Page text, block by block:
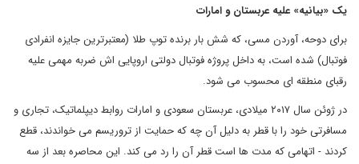
یک «بیانیه» علیه عربستان و امارات
برای دوحه، آوردن مسی، که شش بار برنده توپ طلا (معتبرترین جایزه انفرادی
فوتبال) شده است، به داخل پروژه فوتبال دولتی اروپایی اش ضربه مهمی علیه
رقبای منطقه ای محسوب می شود.
در ژوئن سال ۲۰۱۷ میلادی، عربستان سعودی و امارات روابط دیپلماتیک، تجاری و
مسافرتی خود را با قطر به دلیل آن چه که حمایت از تروریسم می خواندند، قطع
کردند - اتهامی که مدت ها است قطر آن را رد می کند. این محاصره بعد از سه